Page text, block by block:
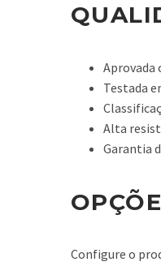
Aprovada
Testada
Alta
Garantia
Configure o